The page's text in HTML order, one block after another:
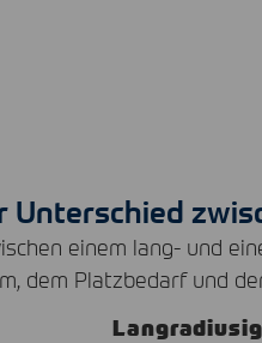
Unterschied
einem lang- und
dem Platzbedarf und